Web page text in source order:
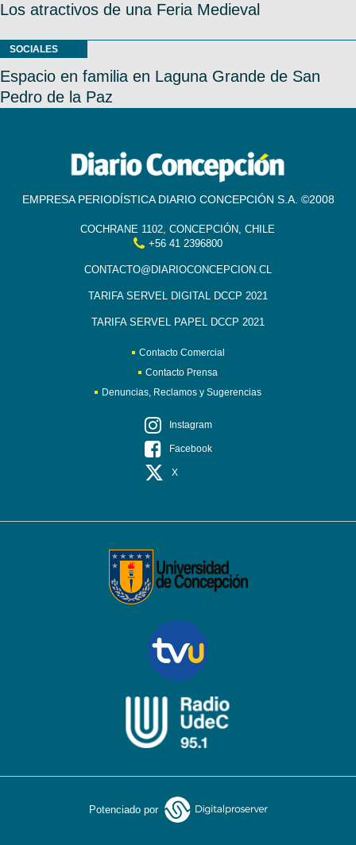
Los atractivos de una Feria Medieval
SOCIALES
Espacio en familia en Laguna Grande de San
Pedro de la Paz
EMPRESA PERIODÍSTICA DIARIO CONCEPCIÓN S.A. ©2008
COCHRANE 1102, CONCEPCIÓN, CHILE
+56 41 2396800
CONTACTO@DIARIOCONCEPCION.CL
TARIFA SERVEL DIGITAL DCCP 2021
TARIFA SERVEL PAPEL DCCP 2021
Contacto Comercial
Contacto Prensa
Denuncias, Reclamos y Sugerencias
Instagram
Facebook
X
Potenciado por